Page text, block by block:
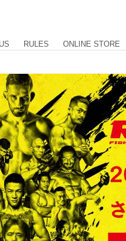
RULES ONLINE STORE